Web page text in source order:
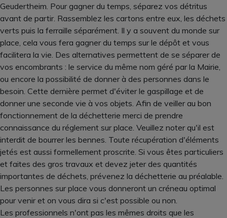
Geudertheim. Pour gagner du temps, séparez vos détritus
avant de partir. Rassemblez les cartons entre eux, les déchets
verts puis la ferraille séparément. Il y a souvent du monde sur
place, cela vous fera gagner du temps sur le dépôt et vous
facilitera la vie. Des alternatives permettent de se séparer de
vos encombrants : le service du même nom géré par la Mairie,
ou encore la possibilité de donner à des personnes dans le
besoin. Cette dernière permet d'éviter le gaspillage et de
donner une seconde vie à vos objets. Afin de veiller au bon
fonctionnement de la déchetterie merci de prendre
connaissance du réglement sur place. Veuillez noter qu'il est
interdit de bourrer les bennes. Toute récupération d'éléments
jetés est aussi formellement proscrite. Si vous êtes particuliers
et faites des gros travaux et devez jeter des quantités
importantes de déchets, prévenez la déchetterie au préalable.
Les personnes sur place vous donneront un créneau optimal
pour venir et on vous dira si c'est possible ou non.
Les professionnels n'ont pas les mêmes droits que les